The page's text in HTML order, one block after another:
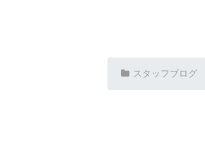
スタッフブログ